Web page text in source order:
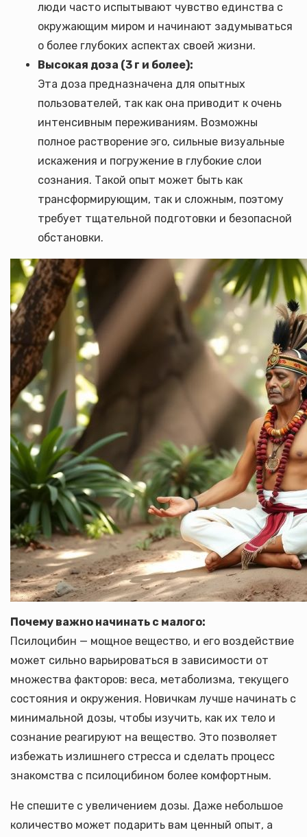
люди часто испытывают чувство единства с
окружающим миром и начинают задумываться
о более глубоких аспектах своей жизни.
Высокая доза (3 г и более):
Эта доза предназначена для опытных
пользователей, так как она приводит к очень
интенсивным переживаниям. Возможны
полное растворение эго, сильные визуальные
искажения и погружение в глубокие слои
сознания. Такой опыт может быть как
трансформирующим, так и сложным, поэтому
требует тщательной подготовки и безопасной
обстановки.
Почему важно начинать с малого:
Псилоцибин — мощное вещество, и его воздействие
может сильно варьироваться в зависимости от
множества факторов: веса, метаболизма, текущего
состояния и окружения. Новичкам лучше начинать с
минимальной дозы, чтобы изучить, как их тело и
сознание реагируют на вещество. Это позволяет
избежать излишнего стресса и сделать процесс
знакомства с псилоцибином более комфортным.
Не спешите с увеличением дозы. Даже небольшое
количество может подарить вам ценный опыт, а